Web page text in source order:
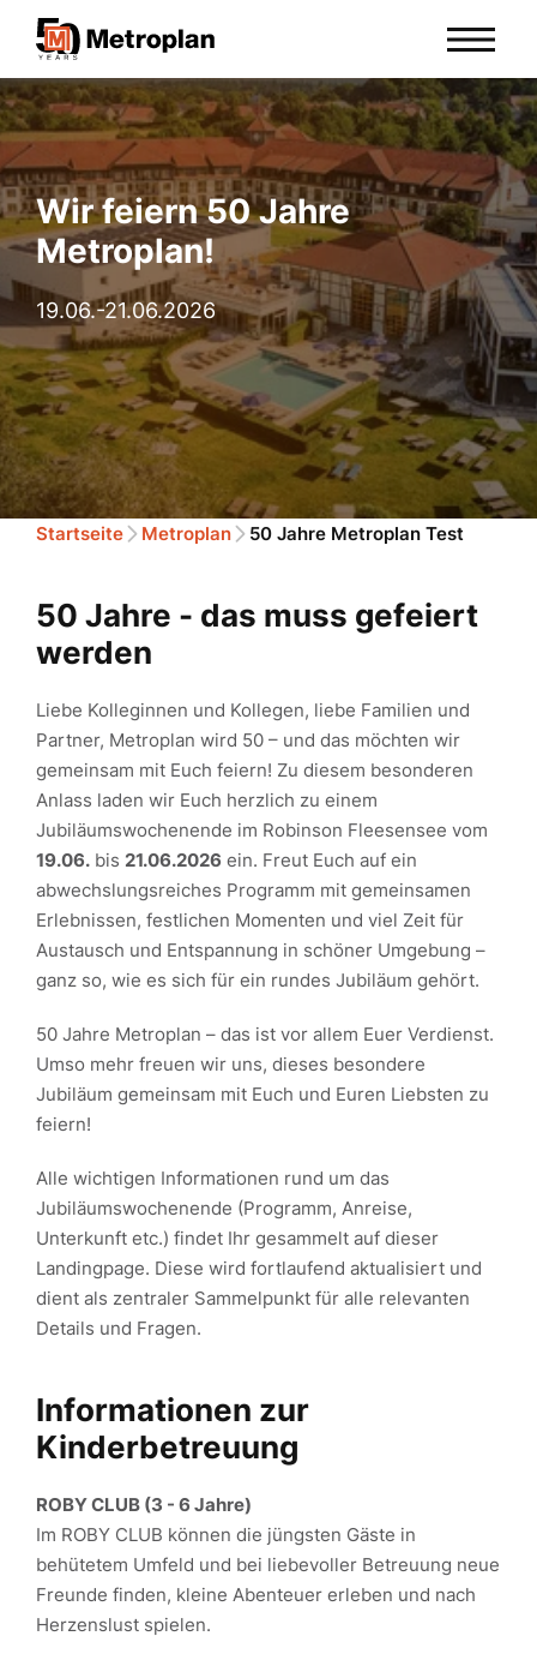
Wir feiern 50 Jahre
Metroplan!
19.06.-21.06.2026
Startseite Metroplan 50 Jahre Metroplan Test
50 Jahre - das muss gefeiert
werden
Liebe Kolleginnen und Kollegen, liebe Familien und
Partner, Metroplan wird 50 – und das möchten wir
gemeinsam mit Euch feiern! Zu diesem besonderen
Anlass laden wir Euch herzlich zu einem
Jubiläumswochenende im Robinson Fleesensee vom
19.06. bis 21.06.2026 ein. Freut Euch auf ein
abwechslungsreiches Programm mit gemeinsamen
Erlebnissen, festlichen Momenten und viel Zeit für
Austausch und Entspannung in schöner Umgebung –
ganz so, wie es sich für ein rundes Jubiläum gehört.
50 Jahre Metroplan – das ist vor allem Euer Verdienst.
Umso mehr freuen wir uns, dieses besondere
Jubiläum gemeinsam mit Euch und Euren Liebsten zu
feiern!
Alle wichtigen Informationen rund um das
Jubiläumswochenende (Programm, Anreise,
Unterkunft etc.) findet Ihr gesammelt auf dieser
Landingpage. Diese wird fortlaufend aktualisiert und
dient als zentraler Sammelpunkt für alle relevanten
Details und Fragen.
Informationen zur
Kinderbetreuung
ROBY CLUB (3 - 6 Jahre)
Im ROBY CLUB können die jüngsten Gäste in
behütetem Umfeld und bei liebevoller Betreuung neue
Freunde finden, kleine Abenteuer erleben und nach
Herzenslust spielen.